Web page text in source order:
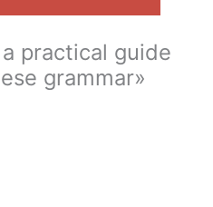
practical guide
grammar»